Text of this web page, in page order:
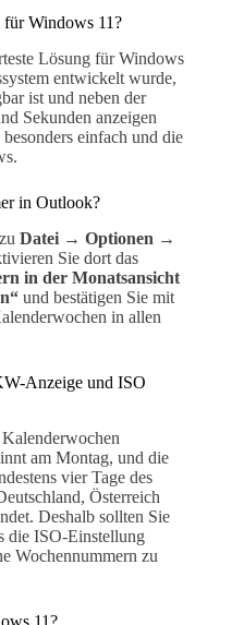
für Windows 11?
Lösung für Windows
entwickelt wurde,
ist und neben der
Sekunden anzeigen
einfach und die
in Outlook?
Datei → Optionen →
Sie dort das
in der Monatsansicht
und bestätigen Sie mit
in allen
Anzeige und ISO
am Montag, und die
vier Tage des
Österreich
Deshalb sollten Sie
die ISO-Einstellung
Wochennummern zu
11?